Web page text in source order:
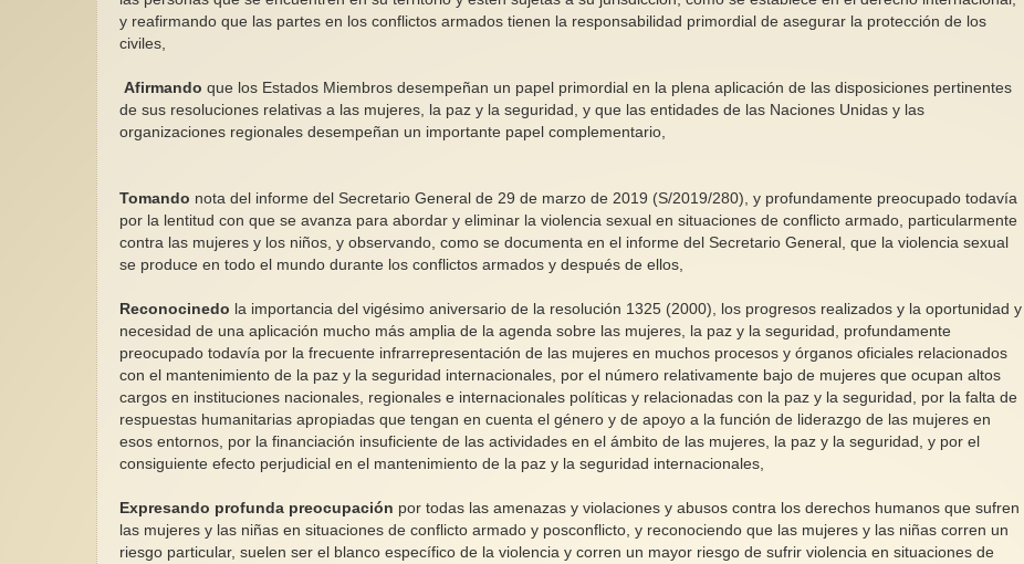
y reafirmando que las partes en los conflictos armados tienen la responsabilidad primordial de asegurar la protección de los
civiles,
Afirmando que los Estados Miembros desempeñan un papel primordial en la plena aplicación de las disposiciones pertinentes
de sus resoluciones relativas a las mujeres, la paz y la seguridad, y que las entidades de las Naciones Unidas y las
organizaciones regionales desempeñan un importante papel complementario,
Tomando nota del informe del Secretario General de 29 de marzo de 2019 (S/2019/280), y profundamente preocupado todavía
por la lentitud con que se avanza para abordar y eliminar la violencia sexual en situaciones de conflicto armado, particularmente
contra las mujeres y los niños, y observando, como se documenta en el informe del Secretario General, que la violencia sexual
se produce en todo el mundo durante los conflictos armados y después de ellos,
Reconocinedo la importancia del vigésimo aniversario de la resolución 1325 (2000), los progresos realizados y la oportunidad y
necesidad de una aplicación mucho más amplia de la agenda sobre las mujeres, la paz y la seguridad, profundamente
preocupado todavía por la frecuente infrarrepresentación de las mujeres en muchos procesos y órganos oficiales relacionados
con el mantenimiento de la paz y la seguridad internacionales, por el número relativamente bajo de mujeres que ocupan altos
cargos en instituciones nacionales, regionales e internacionales políticas y relacionadas con la paz y la seguridad, por la falta de
respuestas humanitarias apropiadas que tengan en cuenta el género y de apoyo a la función de liderazgo de las mujeres en
esos entornos, por la financiación insuficiente de las actividades en el ámbito de las mujeres, la paz y la seguridad, y por el
consiguiente efecto perjudicial en el mantenimiento de la paz y la seguridad internacionales,
Expresando profunda preocupación por todas las amenazas y violaciones y abusos contra los derechos humanos que sufren
las mujeres y las niñas en situaciones de conflicto armado y posconflicto, y reconociendo que las mujeres y las niñas corren un
riesgo particular, suelen ser el blanco específico de la violencia y corren un mayor riesgo de sufrir violencia en situaciones de